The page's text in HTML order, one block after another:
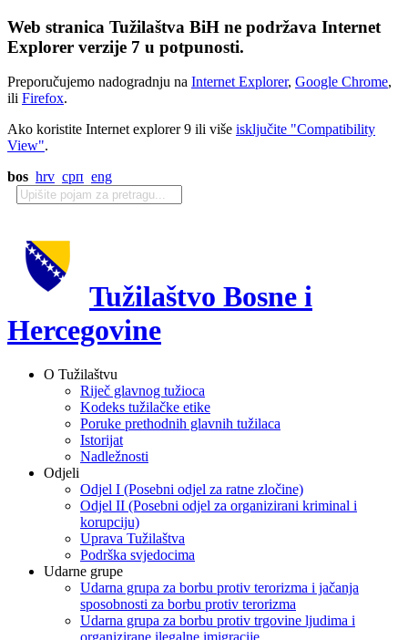
Web stranica Tužilaštva BiH ne podržava Internet
Explorer verzije 7 u potpunosti.
Preporučujemo nadogradnju na Internet Explorer, Google Chrome,
ili Firefox.
Ako koristite Internet explorer 9 ili više isključite "Compatibility
View".
bos hrv срп eng
Tužilaštvo Bosne i
Hercegovine
O Tužilaštvu
Riječ glavnog tužioca
Kodeks tužilačke etike
Poruke prethodnih glavnih tužilaca
Istorijat
Nadležnosti
Odjeli
Odjel I (Posebni odjel za ratne zločine)
Odjel II (Posebni odjel za organizirani kriminal i
korupciju)
Uprava Tužilaštva
Podrška svjedocima
Udarne grupe
Udarna grupa za borbu protiv terorizma i jačanja
sposobnosti za borbu protiv terorizma
Udarna grupa za borbu protiv trgovine ljudima i